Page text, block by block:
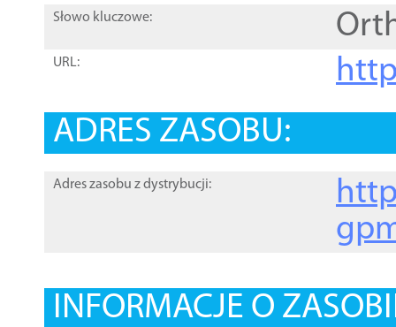
Słowo kluczowe:
URL:
ADRES ZASOBU:
Adres zasobu z dystrybucji:
INFORMACJE O